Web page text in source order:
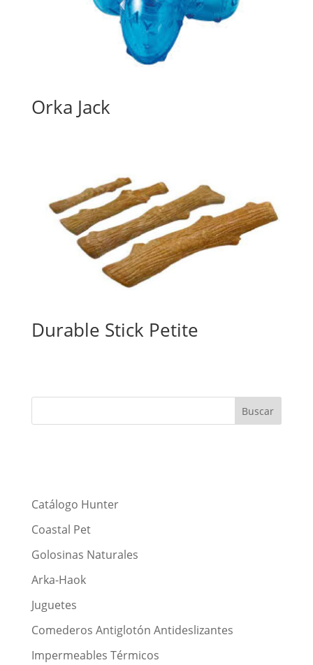
Orka Jack
Durable Stick Petite
Catálogo Hunter
Coastal Pet
Golosinas Naturales
Arka-Haok
Juguetes
Comederos Antiglotón Antideslizantes
Impermeables Térmicos